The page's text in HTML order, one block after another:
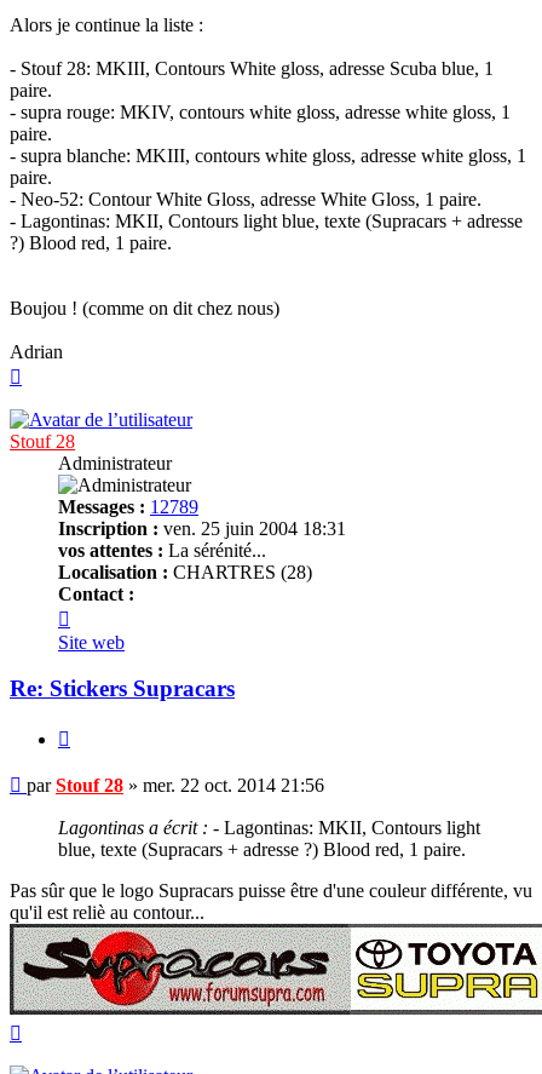
Alors je continue la liste :
- Stouf 28: MKIII, Contours White gloss, adresse Scuba blue, 1
paire.
- supra rouge: MKIV, contours white gloss, adresse white gloss, 1
paire.
- supra blanche: MKIII, contours white gloss, adresse white gloss, 1
paire.
- Neo-52: Contour White Gloss, adresse White Gloss, 1 paire.
- Lagontinas: MKII, Contours light blue, texte (Supracars + adresse
?) Blood red, 1 paire.
Boujou ! (comme on dit chez nous)
Adrian
Stouf 28
Administrateur
Messages : 12789
Inscription : ven. 25 juin 2004 18:31
vos attentes : La sérénité...
Localisation : CHARTRES (28)
Contact :
Stouf
28
Site web
Re: Stickers Supracars
Message
non
parStouf 28 » mer. 22 oct. 2014 21:56
Lagontinas a écrit : - Lagontinas: MKII, Contours light
blue, texte (Supracars + adresse ?) Blood red, 1 paire.
Pas sûr que le logo Supracars puisse être d'une couleur différente, vu
qu'il est reliè au contour...